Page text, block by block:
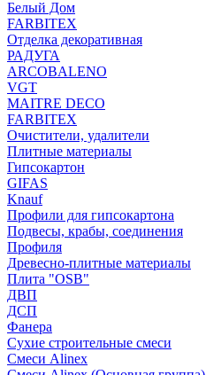
Белый Дом
FARBITEX
Отделка декоративная
РАДУГА
ARCOBALENO
VGT
MAITRE DECO
FARBITEX
Очистители, удалители
Плитные материалы
Гипсокартон
GIFAS
Knauf
Профили для гипсокартона
Подвесы, крабы, соединения
Профиля
Древесно-плитные материалы
Плита "OSB"
ДВП
ДСП
Фанера
Сухие строительные смеси
Смеси Alinex